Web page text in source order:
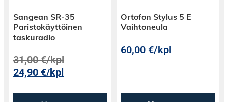
Sangean SR-35
Paristokäyttöinen
taskuradio
31,00€/kpl
24,90€/kpl
Ortofon Stylus 5 E
Vaihtoneula
60,00€/kpl